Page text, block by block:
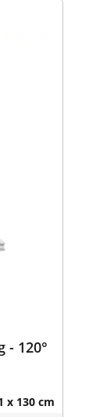
- 120°
x 130 cm